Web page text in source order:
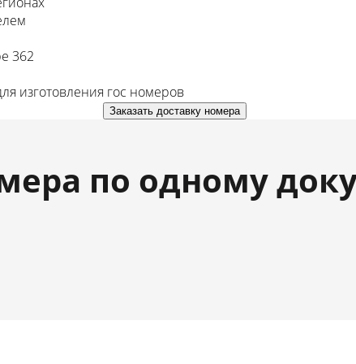
362
изготовления гос номеров
Заказать доставку номера
по одному